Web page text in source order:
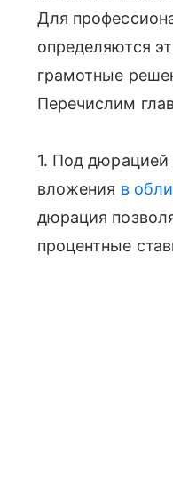
Для
определяются
грамотные
Перечислим
1. Под дюрацией
вложения в
дюрация
процентные